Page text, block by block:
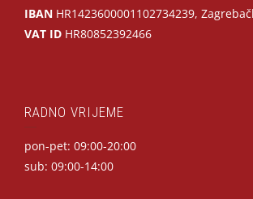
IBAN HR1423600001102734239,
VAT ID HR80852392466
RADNO VRIJEME
pon-pet: 09:00-20:00
sub: 09:00-14:00